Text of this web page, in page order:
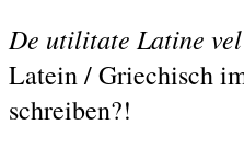
De utilitate Latine
Latein / Griechisch
schreiben?!